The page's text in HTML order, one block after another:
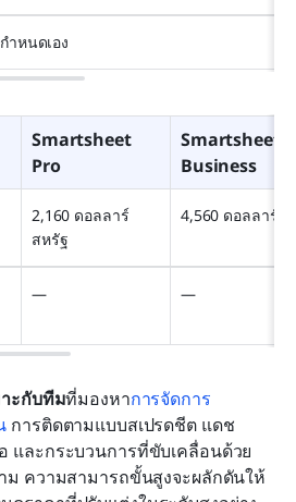
กำหนดเอง
Smartsheet
Pro
Smartsheet
Business
2,160 ดอลลาร์
สหรัฐ
4,560 ดอลลาร์
— —
ะกับทีมที่มองหาการจัดการ
การติดตามแบบสเปรดชีต แดช
และกระบวนการที่ขับเคลื่อนด้วย
ม ความสามารถขั้นสูงจะผลักดันให้